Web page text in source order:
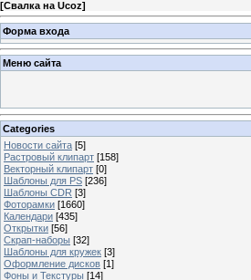
[Свалка на Ucoz]
Форма входа
Меню сайта
Categories
Новости сайта [5]
Растровый клипарт [158]
Векторный клипарт [0]
Шаблоны для PS [236]
Шаблоны CDR [3]
Фоторамки [1660]
Календари [435]
Открытки [56]
Скрап-наборы [32]
Шаблоны для кружек [3]
Оформление дисков [1]
Фоны и Текстуры [14]